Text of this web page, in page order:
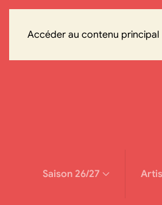
Accéder au contenu principal
Saison 26/27